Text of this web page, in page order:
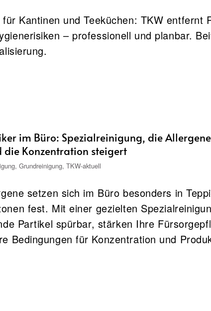
Kantinen und Teeküchen: TKW entfernt
– professionell und planbar.
im Büro: Spezialreinigung, die
Konzentration steigert
, Grundreinigung, TKW-aktuell
setzen sich im Büro besonders in
fest. Mit einer gezielten
Partikel spürbar, stärken Ihre
Bedingungen für Konzentration und